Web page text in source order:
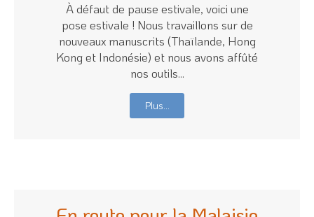
À défaut de pause estivale, voici une
pose estivale ! Nous travaillons sur de
nouveaux manuscrits (Thaïlande, Hong
Kong et Indonésie) et nous avons affûté
nos outils...
Plus…